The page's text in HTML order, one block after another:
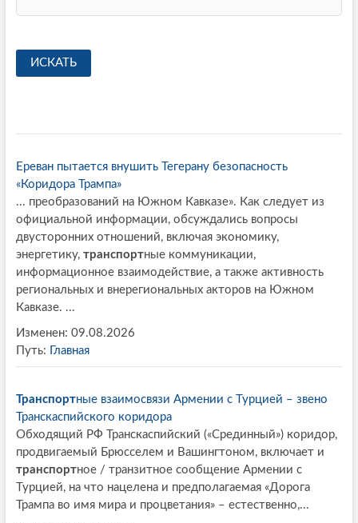
Ереван пытается внушить Тегерану безопасность
«Коридора Трампа»
... преобразований на Южном Кавказе». Как следует из
официальной информации, обсуждались вопросы
двусторонних отношений, включая экономику,
энергетику, транспортные коммуникации,
информационное взаимодействие, а также активность
региональных и внерегиональных акторов на Южном
Кавказе. ...
Изменен: 09.08.2026
Путь:
Главная
Транспортные взаимосвязи Армении с Турцией – звено
Транскаспийского коридора
Обходящий РФ Транскаспийский («Срединный») коридор,
продвигаемый Брюсселем и Вашингтоном, включает и
транспортное / транзитное сообщение Армении с
Турцией, на что нацелена и предполагаемая «Дорога
Трампа во имя мира и процветания» – естественно,...